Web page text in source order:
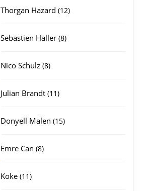
Thorgan Hazard 1212
Sebastien Haller 88
Nico Schulz 88
Julian Brandt 1111
Donyell Malen 1515
Emre Can 88
Koke 1111